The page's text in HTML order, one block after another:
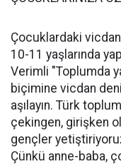
Çocuklardaki
10-11 yaşlarında
Verimli "Toplumda
biçimine vicdan
aşılayın. Türk
çekingen, girişken
gençler
Çünkü anne-baba,